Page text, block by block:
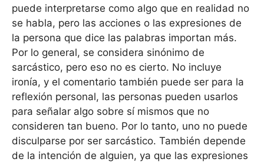
puede interpretarse como algo que en realidad no
se habla, pero las acciones o las expresiones de
la persona que dice las palabras importan más.
Por lo general, se considera sinónimo de
sarcástico, pero eso no es cierto. No incluye
ironía, y el comentario también puede ser para la
reflexión personal, las personas pueden usarlos
para señalar algo sobre sí mismos que no
consideren tan bueno. Por lo tanto, uno no puede
disculparse por ser sarcástico. También depende
de la intención de alguien, ya que las expresiones